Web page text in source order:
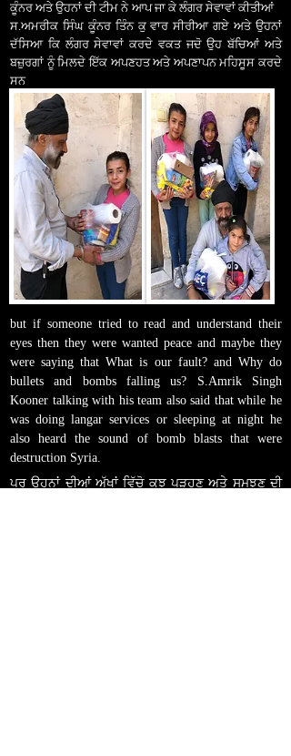
ਕੂੰਨਰ ਅਤੇ ਉਹਨਾਂ ਦੀ ਟੀਮ ਨੇ ਆਪ ਜਾ ਕੇ ਲੰਗਰ ਸੇਵਾਵਾਂ ਕੀਤੀਆਂ।
ਸ.ਅਮਰੀਕ ਸਿੰਘ ਕੂੰਨਰ ਤਿੰਨ ਕੁ ਵਾਰ ਸੀਰੀਆ ਗਏ ਅਤੇ ਉਹਨਾਂ
ਦੱਸਿਆ ਕਿ ਲੰਗਰ ਸੇਵਾਵਾਂ ਕਰਦੇ ਵਕਤ ਜਦੋ ਉਹ ਬੱਚਿਆਂ ਅਤੇ
ਬਜ਼ੁਰਗਾਂ ਨੂੰ ਮਿਲਦੇ ਇੱਕ ਅਪਣਹਤ ਅਤੇ ਅਪਣਾਪਨ ਮਹਿਸੂਸ ਕਰਦੇ
ਸਨ।
but if someone tried to read and understand their
eyes then they were wanted peace and maybe they
were saying that What is our fault? and Why do
bullets and bombs falling us? S.Amrik Singh
Kooner talking with his team also said that while he
was doing langar services or sleeping at night he
also heard the sound of bomb blasts that were
destruction Syria.
ਪਰ ਉਹਨਾਂ ਦੀਆਂ ਅੱਖਾਂ ਵਿੱਚੋ ਕੁਝ ਪੜ੍ਹਣ ਅਤੇ ਸਮਝਣ ਦੀ